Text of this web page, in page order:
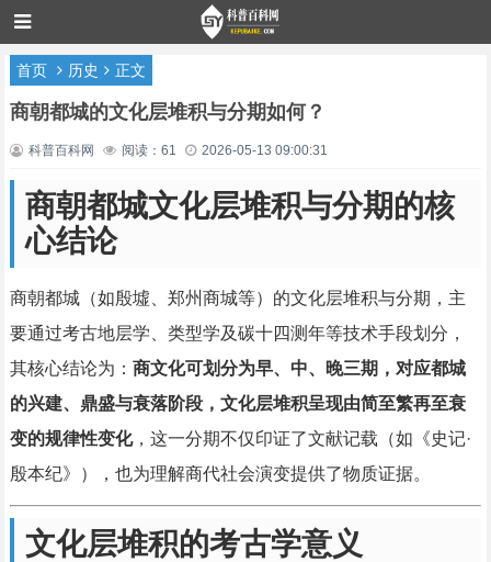
首页 历史 正文
商朝都城的文化层堆积与分期如何？
科普百科网 阅读：61 2026-05-13 09:00:31
商朝都城文化层堆积与分期的核
心结论
商朝都城（如殷墟、郑州商城等）的文化层堆积与分期，主
要通过考古地层学、类型学及碳十四测年等技术手段划分，
其核心结论为： 商文化可划分为早、中、晚三期，对应都城
的兴建、鼎盛与衰落阶段，文化层堆积呈现由简至繁再至衰
变的规律性变化，这一分期不仅印证了文献记载（如《史记·
殷本纪》），也为理解商代社会演变提供了物质证据。
文化层堆积的考古学意义